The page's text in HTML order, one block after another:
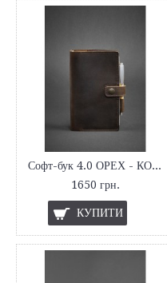
Софт-бук 4.0 ОРЕХ - КОРИЧНЕВИЙ
1650 грн.
КУПИТИ